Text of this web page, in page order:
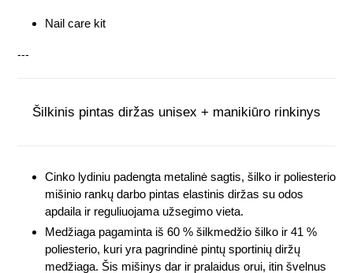
Nail care kit
---
Šilkinis pintas diržas unisex + manikiūro rinkinys
Cinko lydiniu padengta metalinė sagtis, šilko ir poliesterio
mišinio rankų darbo pintas elastinis diržas su odos
apdaila ir reguliuojama užsegimo vieta.
Medžiaga pagaminta iš 60 % šilkmedžio šilko ir 41 %
poliesterio, kuri yra pagrindinė pintų sportinių diržų
medžiaga. Šis mišinys dar ir pralaidus orui, itin švelnus